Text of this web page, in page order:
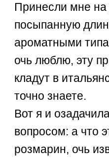
Принесли мне на
посыпанную
ароматными
очь люблю, эту
кладут в
точно знаете.
Вот я и
вопросом: а что
розмарин, очь